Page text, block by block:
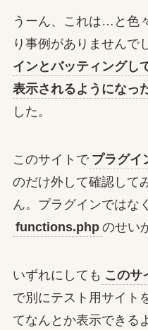
うーん、これは…と色
り事例がありませんで
インとバッティングし
表示されるようになっ
した。
このサイトで プラグイ
のだけ外して確認して
ん。プラグインではな
functions.php のせい
いずれにしても このサ
で別にテスト用サイト
てなんとか表示できる